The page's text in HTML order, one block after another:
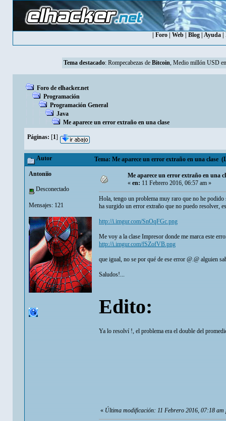
Foro| Web| Blog| Ayuda|
Tema destacado: Rompecabezas de Bitcoin, Medio millón USD
Foro de elhacker.net
Programación
Programación General
Java
Me aparece un error extraño en una clase
Páginas: [1]
Autor Tema: Me aparece un error extraño en una clase
Antoniio
Desconectado
Mensajes: 121
Me aparece un error extraño en una
«en:11 Febrero 2016, 06:57 am »
Hola, tengo un problema muy raro que no he podido
ha surgido un error extraño que no puedo resolver,
http://i.imgur.com/SnOqFGc.png
Me voy a la clase Impresor donde me marca este
http://i.imgur.com/fSZofVB.png
que igual, no se por qué de ese error @.@ alguien
Saludos!...
Edito:
Ya lo resolví !, el problema era el double del
«Última modificación: 11 Febrero 2016, 07:18